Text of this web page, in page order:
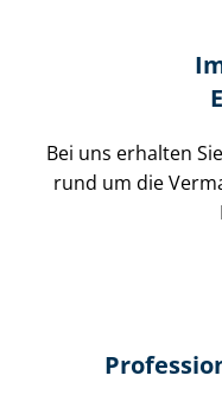
Bei uns erhalten
rund um die